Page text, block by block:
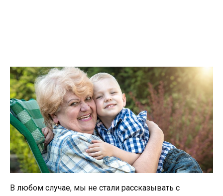
В любом случае, мы не стали рассказывать с